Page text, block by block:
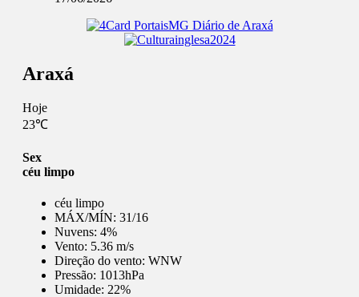
Araxá
Hoje
23℃
Sex
céu limpo
céu limpo
MÁX/MÍN: 31/16
Nuvens: 4%
Vento: 5.36 m/s
Direção do vento: WNW
Pressão: 1013hPa
Umidade: 22%